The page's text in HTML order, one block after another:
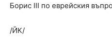
Борис III по еврейския
/ЙК/